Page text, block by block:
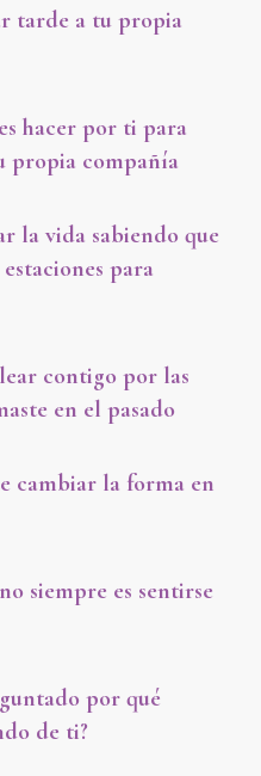
tarde a tu propia
hacer por ti para
propia compañía
la vida sabiendo que
para
contigo por las
en el pasado
cambiar la forma en
siempre es sentirse
por qué
de ti?